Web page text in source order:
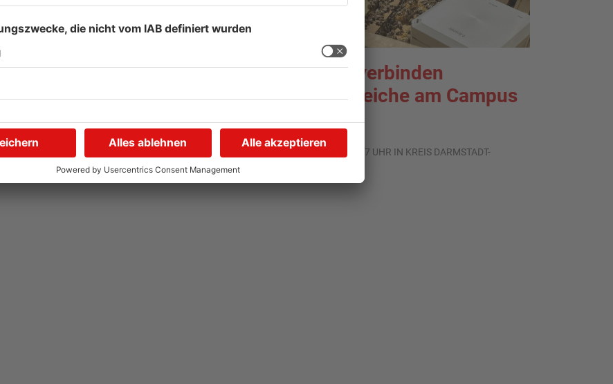
Mann aus dem Kreis
Darmstadt-Dieburg
gewinnt 2,8 Millionen Euro
DIEBURG
Bienen verbinden
Fachbereiche am Campus
Dieburg
31.07.2026, 14:47 UHR IN KREIS DARMSTADT-